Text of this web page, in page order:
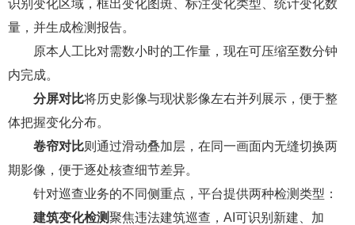
识别变化区域，框出变化图斑、标注变化类型、统计变化数
量，并生成检测报告。
原本人工比对需数小时的工作量，现在可压缩至数分钟
内完成。
分屏对比将历史影像与现状影像左右并列展示，便于整
体把握变化分布。
卷帘对比则通过滑动叠加层，在同一画面内无缝切换两
期影像，便于逐处核查细节差异。
针对巡查业务的不同侧重点，平台提供两种检测类型：
建筑变化检测聚焦违法建筑巡查，AI可识别新建、加